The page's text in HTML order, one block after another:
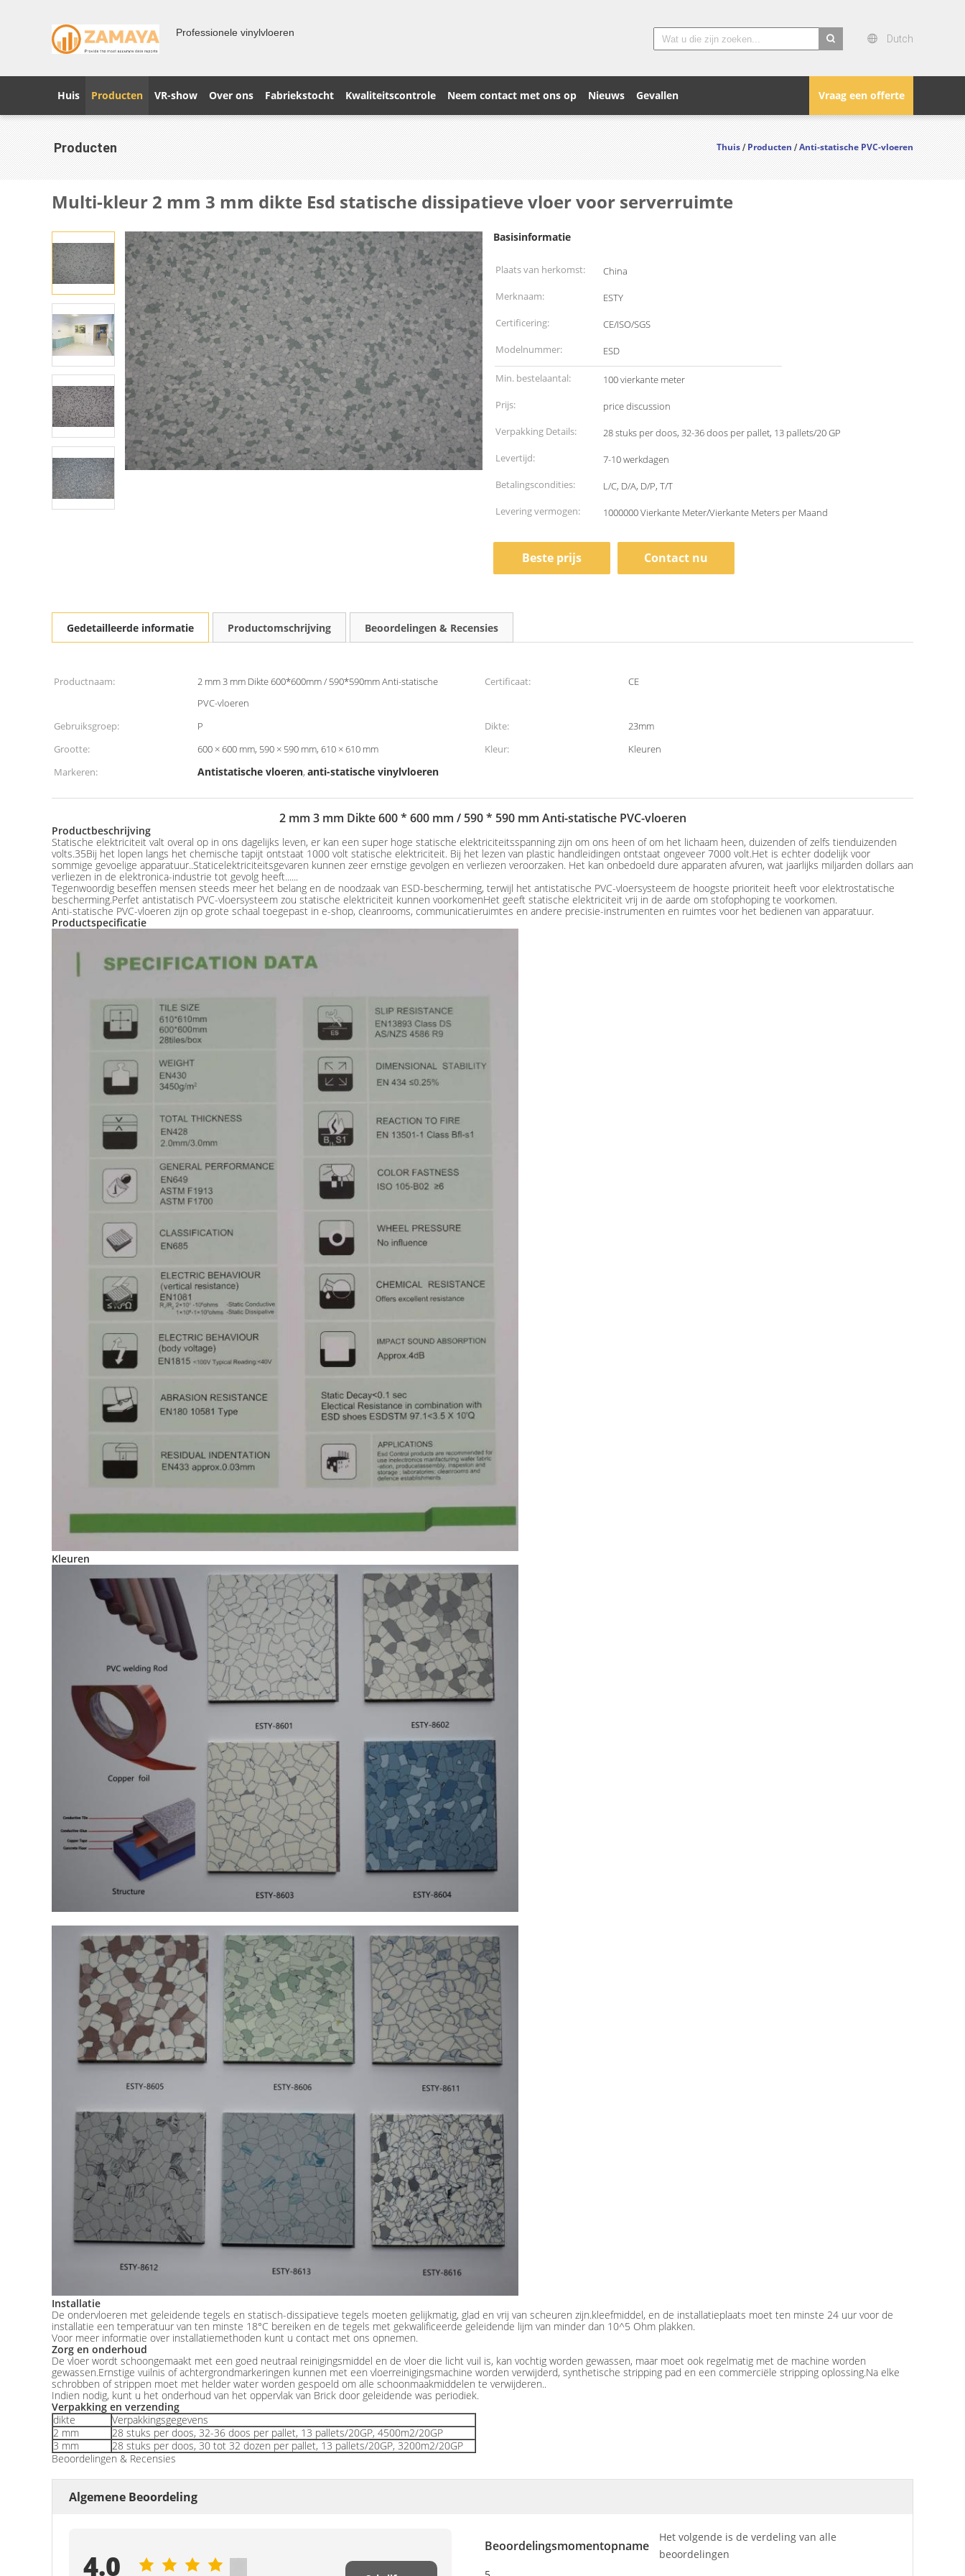
Professionele vinylvloeren
Dutch
Vraag een offerte
Huis Producten VR-show Over ons Fabriekstocht Kwaliteitscontrole Neem contact met ons op Nieuws Gevallen
Producten Thuis /Producten/Anti-statische PVC-vloeren
Multi-kleur 2 mm 3 mm dikte Esd statische dissipatieve vloer voor serverruimte
Basisinformatie
Plaats van herkomst:
China
Merknaam:
ESTY
Certificering:
CE/ISO/SGS
Modelnummer:
ESD
Min. bestelaantal:
100 vierkante meter
Prijs:
price discussion
Verpakking Details:
28 stuks per doos, 32-36 doos per pallet, 13 pallets/20 GP
Levertijd:
7-10 werkdagen
Betalingscondities:
L/C, D/A, D/P, T/T
Levering vermogen:
1000000 Vierkante Meter/Vierkante Meters per Maand
Beste prijs Contact nu
Gedetailleerde informatie Productomschrijving Beoordelingen & Recensies
Productnaam:
2 mm 3 mm Dikte 600*600mm / 590*590mm Anti-statische
PVC-vloeren
Certificaat: CE
Gebruiksgroep: P Dikte:
23mm
Grootte:
600 × 600 mm, 590 × 590 mm, 610 × 610 mm Kleur:
Kleuren
Markeren:
Antistatische vloeren, anti-statische vinylvloeren
2 mm 3 mm Dikte 600 * 600 mm / 590 * 590 mm Anti-statische PVC-vloeren
Productbeschrijving
Statische elektriciteit valt overal op in ons dagelijks leven, er kan een super hoge statische elektriciteitsspanning zijn om ons heen of om het lichaam heen, duizenden of zelfs tienduizenden
volts.35Bij het lopen langs het chemische tapijt ontstaat 1000 volt statische elektriciteit. Bij het lezen van plastic handleidingen ontstaat ongeveer 7000 volt.Het is echter dodelijk voor
sommige gevoelige apparatuur..Staticelektriciteitsgevaren kunnen zeer ernstige gevolgen en verliezen veroorzaken. Het kan onbedoeld dure apparaten afvuren, wat jaarlijks miljarden dollars aan
verliezen in de elektronica-industrie tot gevolg heeft......
Tegenwoordig beseffen mensen steeds meer het belang en de noodzaak van ESD-bescherming, terwijl het antistatische PVC-vloersysteem de hoogste prioriteit heeft voor elektrostatische
bescherming.Perfet antistatisch PVC-vloersysteem zou statische elektriciteit kunnen voorkomenHet geeft statische elektriciteit vrij in de aarde om stofophoping te voorkomen.
Anti-statische PVC-vloeren zijn op grote schaal toegepast in e-shop, cleanrooms, communicatieruimtes en andere precisie-instrumenten en ruimtes voor het bedienen van apparatuur.
Productspecificatie
Kleuren
Installatie
De ondervloeren met geleidende tegels en statisch-dissipatieve tegels moeten gelijkmatig, glad en vrij van scheuren zijn.kleefmiddel, en de installatieplaats moet ten minste 24 uur voor de
installatie een temperatuur van ten minste 18°C bereiken en de tegels met gekwalificeerde geleidende lijm van minder dan 10^5 Ohm plakken.
Voor meer informatie over installatiemethoden kunt u contact met ons opnemen.
Zorg en onderhoud
De vloer wordt schoongemaakt met een goed neutraal reinigingsmiddel en de vloer die licht vuil is, kan vochtig worden gewassen, maar moet ook regelmatig met de machine worden
gewassen.Ernstige vuilnis of achtergrondmarkeringen kunnen met een vloerreinigingsmachine worden verwijderd, synthetische stripping pad en een commerciële stripping oplossing.Na elke
schrobben of strippen moet met helder water worden gespoeld om alle schoonmaakmiddelen te verwijderen..
Indien nodig, kunt u het onderhoud van het oppervlak van Brick door geleidende was periodiek.
Verpakking en verzending
dikte
Verpakkingsgegevens
2 mm
28 stuks per doos, 32-36 doos per pallet, 13 pallets/20GP, 4500m2/20GP
3 mm
28 stuks per doos, 30 tot 32 dozen per pallet, 13 pallets/20GP, 3200m2/20GP
Beoordelingen & Recensies
Algemene Beoordeling
4.0
Beoordelingsmomentopname
Het volgende is de verdeling van alle
beoordelingen